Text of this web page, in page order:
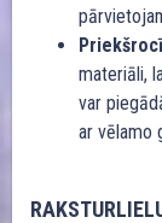
materiāli,
var
ar vēlamo